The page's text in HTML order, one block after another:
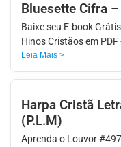
Bluesette Cifra
Baixe seu E-book
Hinos Cristãos em
Leia Mais >
Harpa Cristã
(P.L.M)
Aprenda o Louvor